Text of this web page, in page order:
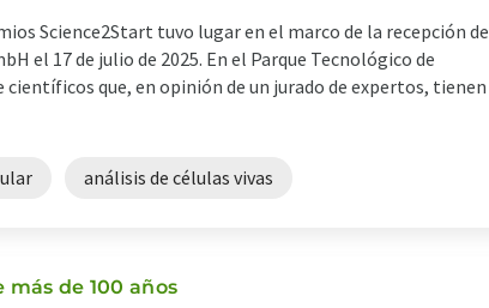
Science2Start tuvo lugar en el marco de la recepción de
el 17 de julio de 2025. En el Parque Tecnológico de
que, en opinión de un jurado de expertos, tienen
análisis de células vivas
de 100 años